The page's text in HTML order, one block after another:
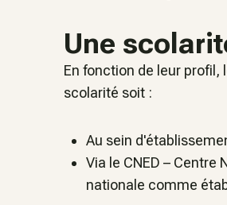
Une
En fonction de leur profil,
scolarité soit :
Au sein
Via le CNED – Centre
nationale comme